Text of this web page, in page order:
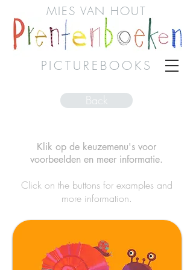
PICTUREBOOKS
MIES VAN HOUT
Back
Klik op de keuzemenu's voor
voorbeelden en meer informatie.
Click on the buttons for examples and
more information.